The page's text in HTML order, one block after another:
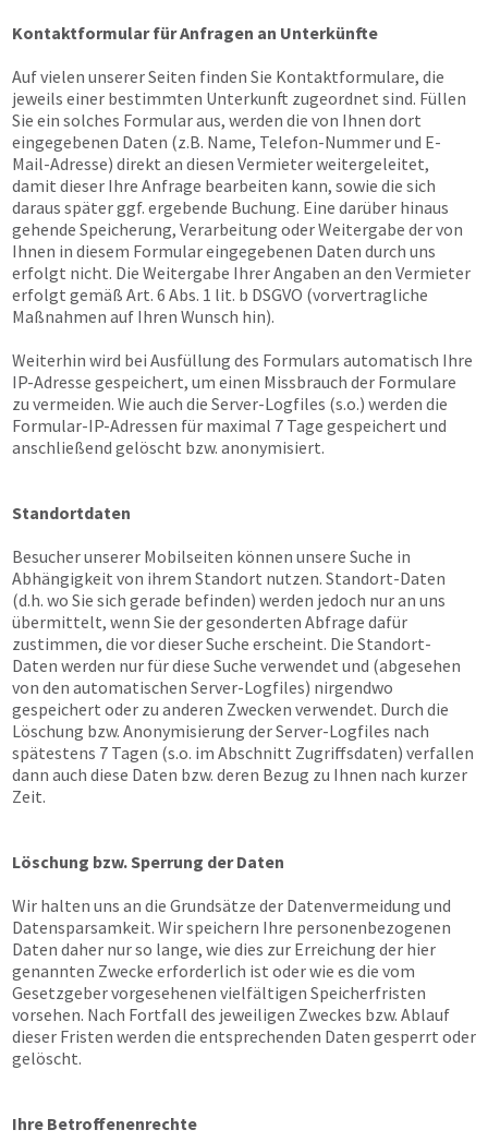
Kontaktformular für Anfragen an Unterkünfte
Auf vielen unserer Seiten finden Sie Kontaktformulare, die
jeweils einer bestimmten Unterkunft zugeordnet sind. Füllen
Sie ein solches Formular aus, werden die von Ihnen dort
eingegebenen Daten (z.B. Name, Telefon-Nummer und E-
Mail-Adresse) direkt an diesen Vermieter weitergeleitet,
damit dieser Ihre Anfrage bearbeiten kann, sowie die sich
daraus später ggf. ergebende Buchung. Eine darüber hinaus
gehende Speicherung, Verarbeitung oder Weitergabe der von
Ihnen in diesem Formular eingegebenen Daten durch uns
erfolgt nicht. Die Weitergabe Ihrer Angaben an den Vermieter
erfolgt gemäß Art. 6 Abs. 1 lit. b DSGVO (vorvertragliche
Maßnahmen auf Ihren Wunsch hin).
Weiterhin wird bei Ausfüllung des Formulars automatisch Ihre
IP-Adresse gespeichert, um einen Missbrauch der Formulare
zu vermeiden. Wie auch die Server-Logfiles (s.o.) werden die
Formular-IP-Adressen für maximal 7 Tage gespeichert und
anschließend gelöscht bzw. anonymisiert.
Standortdaten
Besucher unserer Mobilseiten können unsere Suche in
Abhängigkeit von ihrem Standort nutzen. Standort-Daten
(d.h. wo Sie sich gerade befinden) werden jedoch nur an uns
übermittelt, wenn Sie der gesonderten Abfrage dafür
zustimmen, die vor dieser Suche erscheint. Die Standort-
Daten werden nur für diese Suche verwendet und (abgesehen
von den automatischen Server-Logfiles) nirgendwo
gespeichert oder zu anderen Zwecken verwendet. Durch die
Löschung bzw. Anonymisierung der Server-Logfiles nach
spätestens 7 Tagen (s.o. im Abschnitt Zugriffsdaten) verfallen
dann auch diese Daten bzw. deren Bezug zu Ihnen nach kurzer
Zeit.
Löschung bzw. Sperrung der Daten
Wir halten uns an die Grundsätze der Datenvermeidung und
Datensparsamkeit. Wir speichern Ihre personenbezogenen
Daten daher nur so lange, wie dies zur Erreichung der hier
genannten Zwecke erforderlich ist oder wie es die vom
Gesetzgeber vorgesehenen vielfältigen Speicherfristen
vorsehen. Nach Fortfall des jeweiligen Zweckes bzw. Ablauf
dieser Fristen werden die entsprechenden Daten gesperrt oder
gelöscht.
Ihre Betroffenenrechte